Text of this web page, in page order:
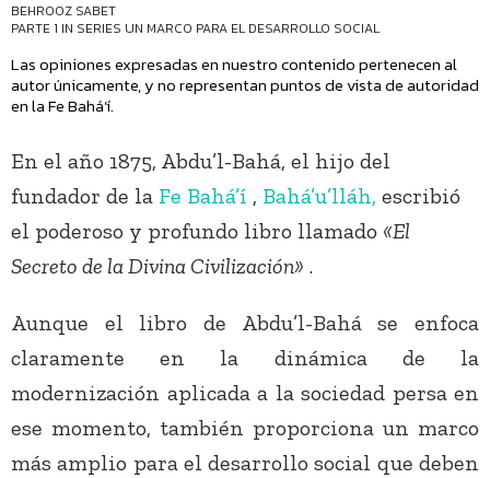
BEHROOZ SABET
PARTE 1 IN SERIES UN MARCO PARA EL DESARROLLO SOCIAL
Las opiniones expresadas en nuestro contenido pertenecen al
autor únicamente, y no representan puntos de vista de autoridad
en la Fe Bahá’í.
En el año 1875, Abdu’l-Bahá, el hijo del
fundador de la Fe Bahá’í , Bahá’u’lláh, escribió
el poderoso y profundo libro llamado «El
Secreto de la Divina Civilización» .
Aunque el libro de Abdu’l-Bahá se enfoca
claramente en la dinámica de la
modernización aplicada a la sociedad persa en
ese momento, también proporciona un marco
más amplio para el desarrollo social que deben